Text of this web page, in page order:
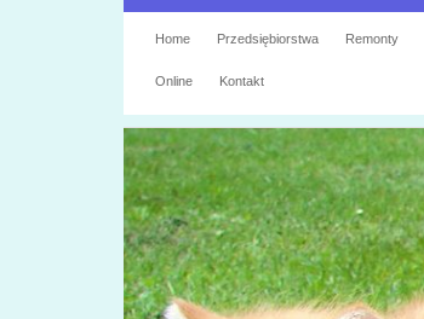
Home Przedsiębiorstwa Remonty
Online Kontakt